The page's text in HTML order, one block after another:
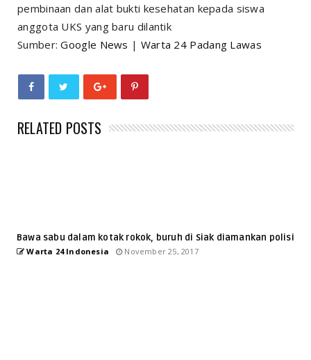
pembinaan dan alat bukti kesehatan kepada siswa
anggota UKS yang baru dilantik
Sumber:Google News | Warta 24 Padang Lawas
RELATED POSTS
Bawa sabu dalam kotak rokok, buruh di Siak diamankan polisi
Warta 24 Indonesia November 25, 2017